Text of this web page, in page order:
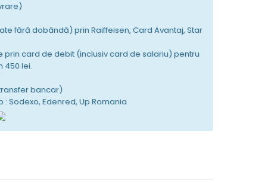
fără dobândă) prin Raiffeisen, Card Avantaj, Star
prin card de debit (inclusiv card de salariu) pentru
450 lei.
bancar)
Sodexo, Edenred, Up Romania